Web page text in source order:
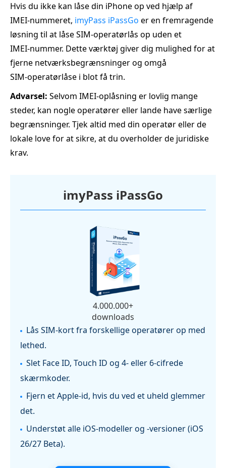
Hvis du ikke kan låse din iPhone op ved hjælp af
IMEI‑nummeret, imyPass iPassGo er en fremragende
løsning til at låse SIM‑operatørlås op uden et
IMEI‑nummer. Dette værktøj giver dig mulighed for at
fjerne netværksbegrænsninger og omgå
SIM‑operatørlåse i blot få trin.
Advarsel: Selvom IMEI‑oplåsning er lovlig mange
steder, kan nogle operatører eller lande have særlige
begrænsninger. Tjek altid med din operatør eller de
lokale love for at sikre, at du overholder de juridiske
krav.
imyPass iPassGo
4.000.000+
downloads
Lås SIM‑kort fra forskellige operatører op med
lethed.
Slet Face ID, Touch ID og 4‑ eller 6‑cifrede
skærmkoder.
Fjern et Apple‑id, hvis du ved et uheld glemmer
det.
Understøt alle iOS-modeller og -versioner (iOS
26/27 Beta).